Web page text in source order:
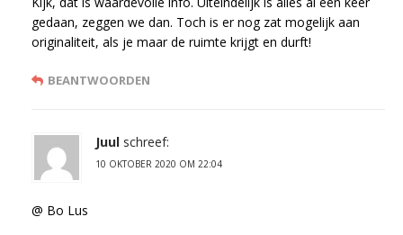
gedaan, zeggen we dan. Toch is er nog zat mogelijk aan
originaliteit, als je maar de ruimte krijgt en durft!
BEANTWOORDEN
Juul schreef:
10 OKTOBER 2020 OM 22:04
@ Bo Lus